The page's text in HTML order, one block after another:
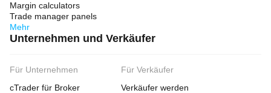
Margin calculators
Trade manager panels
Mehr
Unternehmen und Verkäufer
Für Unternehmen
cTrader für Broker
Für Verkäufer
Verkäufer werden